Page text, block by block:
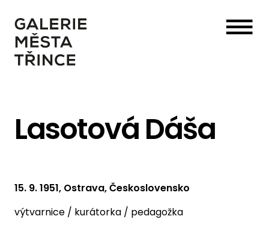
☰
Lasotová Dáša
15. 9. 1951, Ostrava, Československo
výtvarnice / kurátorka / pedagožka